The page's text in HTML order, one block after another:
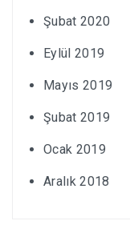
Şubat 2020
Eylül 2019
Mayıs 2019
Şubat 2019
Ocak 2019
Aralık 2018